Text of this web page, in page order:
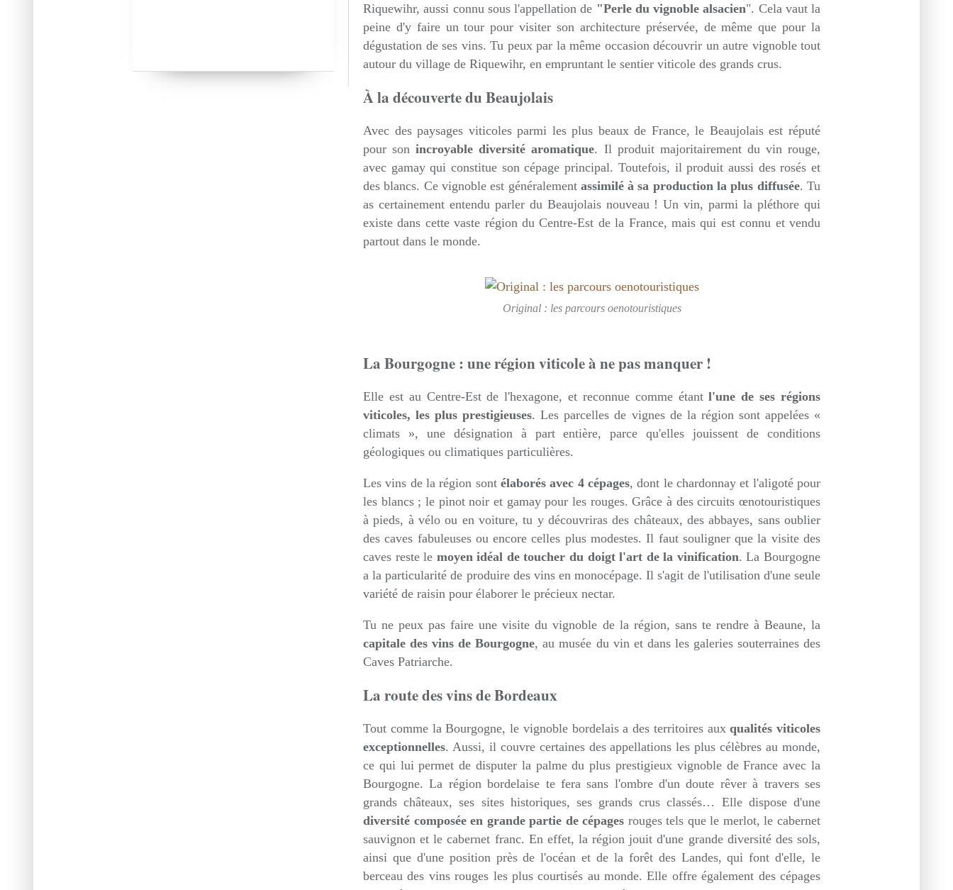
Riquewihr, aussi connu sous l'appellation de "Perle du vignoble alsacien". Cela vaut la
peine d'y faire un tour pour visiter son architecture préservée, de même que pour la
dégustation de ses vins. Tu peux par la même occasion découvrir un autre vignoble tout
autour du village de Riquewihr, en empruntant le sentier viticole des grands crus.
À la découverte du Beaujolais
Avec des paysages viticoles parmi les plus beaux de France, le Beaujolais est réputé
pour sonincroyable diversité aromatique. Il produit majoritairement du vin rouge,
avec gamay qui constitue son cépage principal. Toutefois, il produit aussi des rosés et
des blancs. Ce vignoble est généralement assimilé à sa production la plus diffusée. Tu
as certainement entendu parler du Beaujolais nouveau ! Un vin, parmi la pléthore qui
existe dans cette vaste région du Centre-Est de la France, mais qui est connu et vendu
partout dans le monde.
Original : les parcours oenotouristiques
La Bourgogne : une région viticole à ne pas manquer !
Elle est au Centre-Est de l'hexagone, et reconnue comme étantl'une de ses régions
viticoles, les plus prestigieuses. Les parcelles de vignes de la région sont appelées «
climats », une désignation à part entière, parce qu'elles jouissent de conditions
géologiques ou climatiques particulières.
Les vins de la région sont élaborés avec 4 cépages, dont le chardonnay et l'aligoté pour
les blancs ; le pinot noir et gamay pour les rouges. Grâce à des circuits œnotouristiques
à pieds, à vélo ou en voiture, tu y découvriras des châteaux, des abbayes, sans oublier
des caves fabuleuses ou encore celles plus modestes. Il faut souligner que la visite des
caves reste le moyen idéal de toucher du doigt l'art de la vinification. La Bourgogne
a la particularité de produire des vins en monocépage. Il s'agit de l'utilisation d'une seule
variété de raisin pour élaborer le précieux nectar.
Tu ne peux pas faire une visite du vignoble de la région, sans te rendre à Beaune, la
capitale des vins de Bourgogne, au musée du vin et dans les galeries souterraines des
Caves Patriarche.
La route des vins de Bordeaux
Tout comme la Bourgogne, le vignoble bordelais a des territoires auxqualités viticoles
exceptionnelles. Aussi, il couvre certaines des appellations les plus célèbres au monde,
ce qui lui permet de disputer la palme du plus prestigieux vignoble de France avec la
Bourgogne. La région bordelaise te fera sans l'ombre d'un doute rêver à travers ses
grands châteaux, ses sites historiques, ses grands crus classés… Elle dispose d'une
diversité composée en grande partie de cépages rouges tels que le merlot, le cabernet
sauvignon et le cabernet franc. En effet, la région jouit d'une grande diversité des sols,
ainsi que d'une position près de l'océan et de la forêt des Landes, qui font d'elle, le
berceau des vins rouges les plus courtisés au monde. Elle offre également des cépages